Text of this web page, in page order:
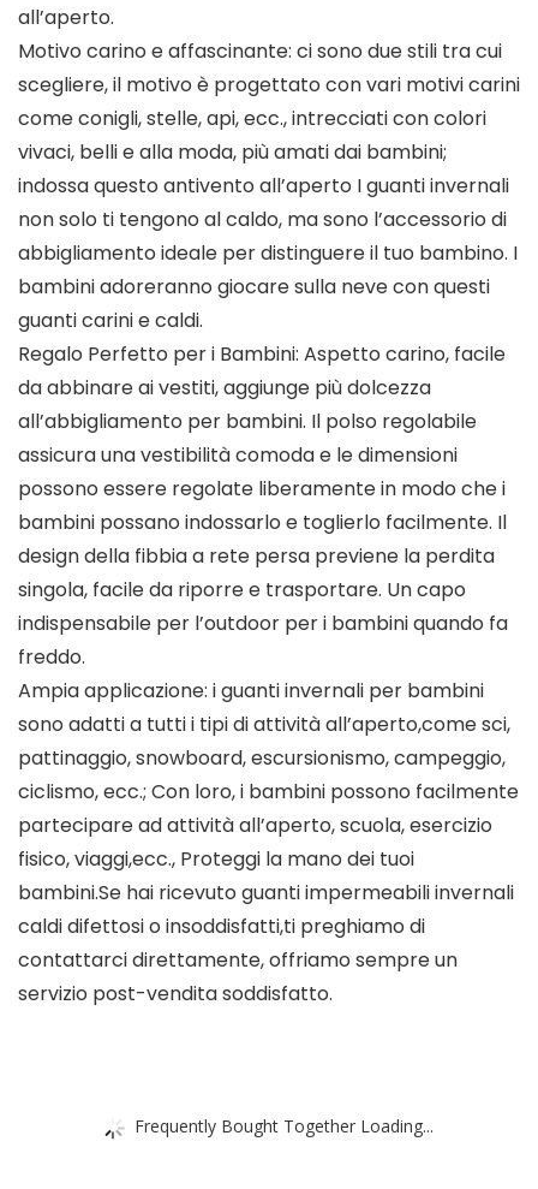
all’aperto.
Motivo carino e affascinante: ci sono due stili tra cui
scegliere, il motivo è progettato con vari motivi carini
come conigli, stelle, api, ecc., intrecciati con colori
vivaci, belli e alla moda, più amati dai bambini;
indossa questo antivento all’aperto I guanti invernali
non solo ti tengono al caldo, ma sono l’accessorio di
abbigliamento ideale per distinguere il tuo bambino. I
bambini adoreranno giocare sulla neve con questi
guanti carini e caldi.
Regalo Perfetto per i Bambini: Aspetto carino, facile
da abbinare ai vestiti, aggiunge più dolcezza
all’abbigliamento per bambini. Il polso regolabile
assicura una vestibilità comoda e le dimensioni
possono essere regolate liberamente in modo che i
bambini possano indossarlo e toglierlo facilmente. Il
design della fibbia a rete persa previene la perdita
singola, facile da riporre e trasportare. Un capo
indispensabile per l’outdoor per i bambini quando fa
freddo.
Ampia applicazione: i guanti invernali per bambini
sono adatti a tutti i tipi di attività all’aperto,come sci,
pattinaggio, snowboard, escursionismo, campeggio,
ciclismo, ecc.; Con loro, i bambini possono facilmente
partecipare ad attività all’aperto, scuola, esercizio
fisico, viaggi,ecc., Proteggi la mano dei tuoi
bambini.Se hai ricevuto guanti impermeabili invernali
caldi difettosi o insoddisfatti,ti preghiamo di
contattarci direttamente, offriamo sempre un
servizio post-vendita soddisfatto.
Frequently Bought Together Loading...